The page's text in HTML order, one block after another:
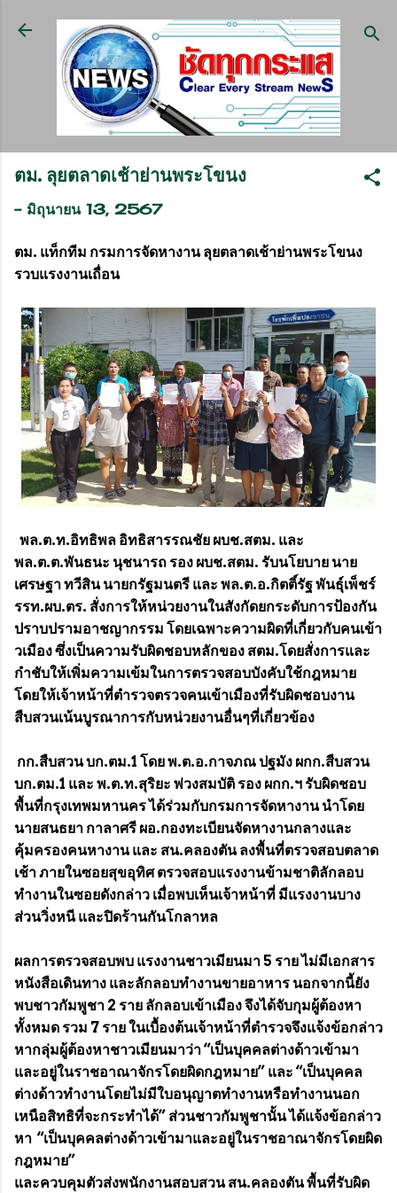
ข้ามไปที่เนื้อหาหลัก
ตม. ลุยตลาดเช้าย่านพระโขนง
- มิถุนายน 13, 2567
ตม. แท็กทีม กรมการจัดหางาน ลุยตลาดเช้าย่านพระโขนง
รวบแรงงานเถื่อน
พล.ต.ท.อิทธิพล อิทธิสารรณชัย ผบช.สตม. และ
พล.ต.ต.พันธนะ นุชนารถ รอง ผบช.สตม. รับนโยบาย นาย
เศรษฐา ทวีสิน นายกรัฐมนตรี และ พล.ต.อ.กิตติ์รัฐ พันธุ์เพ็ชร์
รรท.ผบ.ตร. สั่งการให้หน่วยงานในสังกัดยกระดับการป้องกัน
ปราบปรามอาชญากรรม โดยเฉพาะความผิดที่เกี่ยวกับคนเข้า
วเมือง ซึ่งเป็นความรับผิดชอบหลักของ สตม.โดยสั่งการและ
กำชับให้เพิ่มความเข้มในการตรวจสอบบังคับใช้กฎหมาย
โดยให้เจ้าหน้าที่ตำรวจตรวจคนเข้าเมืองที่รับผิดชอบงาน
สืบสวนเน้นบูรณาการกับหน่วยงานอื่นๆที่เกี่ยวข้อง
กก.สืบสวน บก.ตม.1 โดย พ.ต.อ.กาจภณ ปฐมัง ผกก.สืบสวน
บก.ตม.1 และ พ.ต.ท.สุริยะ พ่วงสมบัติ รอง ผกก.ฯ รับผิดชอบ
พื้นที่กรุงเทพมหานคร ได้ร่วมกับกรมการจัดหางาน นำโดย
นายสนธยา กาลาศรี ผอ.กองทะเบียนจัดหางานกลางและ
คุ้มครองคนหางาน และ​ สน.คลองตัน​ ลงพื้นที่ตรวจสอบตลาด
เช้า ภายในซอยสุขอุทิศ ตรวจสอบแรงงานข้ามชาติลักลอบ
ทำงานในซอยดังกล่าว เมื่อพบเห็นเจ้าหน้าที่ มีแรงงานบาง
ส่วนวิ่งหนี และปิดร้านกันโกลาหล
ผลการตรวจสอบพบ แรงงานชาวเมียนมา 5 ราย ไม่มีเอกสาร
หนังสือเดินทาง และลักลอบทำงานขายอาหาร นอกจากนี้ยัง
พบชาวกัมพูชา 2 ราย ลักลอบเข้าเมือง จึงได้จับกุมผู้ต้องหา
ทั้งหมด รวม 7 ราย ในเบื้องต้นเจ้าหน้าที่ตำรวจจึงแจ้งข้อกล่าว
หากลุ่มผู้ต้องหาชาวเมียนมาว่า “เป็นบุคคลต่างด้าวเข้ามา
และอยู่ในราชอาณาจักรโดยผิดกฎหมาย” และ “เป็นบุคคล
ต่างด้าวทำงานโดยไม่มีใบอนุญาตทำงานหรือทำงานนอก
เหนือสิทธิที่จะกระทำได้” ส่วนชาวกัมพูชานั้น ได้แจ้งข้อกล่าว
หา “เป็นบุคคลต่างด้าวเข้ามาและอยู่ในราชอาณาจักรโดยผิด
กฎหมาย”
และควบคุมตัวส่งพนักงานสอบสวน สน.คลองตัน พื้นที่รับผิด